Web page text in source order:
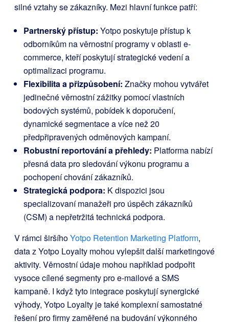
silné vztahy se zákazníky. Mezi hlavní funkce patří:
Partnerský přístup: Yotpo poskytuje přístup k
odborníkům na věrnostní programy v oblasti e-
commerce, kteří poskytují strategické vedení a
optimalizaci programu.
Flexibilita a přizpůsobení: Značky mohou vytvářet
jedinečné věrnostní zážitky pomocí vlastních
bodových systémů, pobídek k doporučení,
dynamické segmentace a více než 20
předpřipravených odměnových kampaní.
Robustní reportování a přehledy: Platforma nabízí
přesná data pro sledování výkonu programu a
pochopení chování zákazníků.
Strategická podpora: K dispozici jsou
specializovaní manažeři pro úspěch zákazníků
(CSM) a nepřetržitá technická podpora.
V rámci širšíhoYotpo Retention Marketing Platform,
data z Yotpo Loyalty mohou vylepšit další marketingové
aktivity. Věrnostní údaje mohou například podpořit
vysoce cílené segmenty pro e-mailové a SMS
kampaně. I když tyto integrace poskytují synergické
výhody, Yotpo Loyalty je také komplexní samostatné
řešení pro firmy zaměřené na budování výkonného